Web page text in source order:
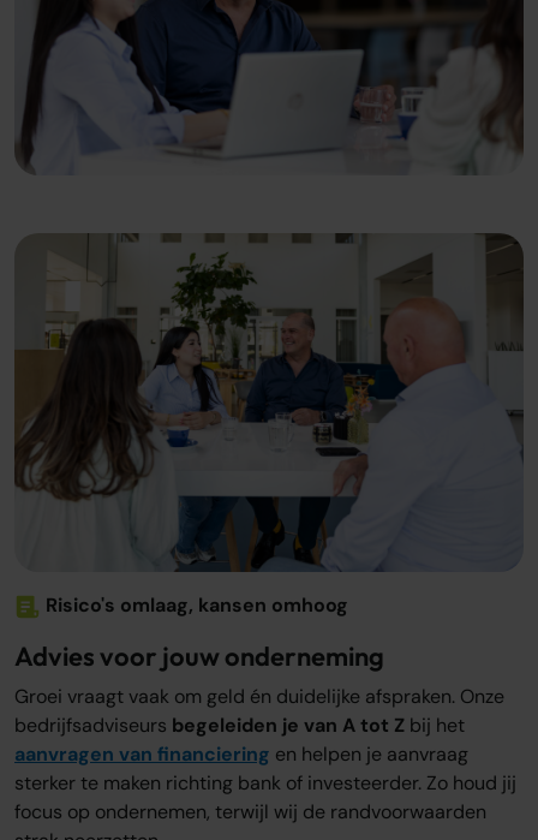
Risico's omlaag, kansen omhoog
Advies voor jouw onderneming
Groei vraagt vaak om geld én duidelijke afspraken. Onze
bedrijfsadviseurs begeleiden je van A tot Z bij het
aanvragen van financiering en helpen je aanvraag
sterker te maken richting bank of investeerder. Zo houd jij
focus op ondernemen, terwijl wij de randvoorwaarden